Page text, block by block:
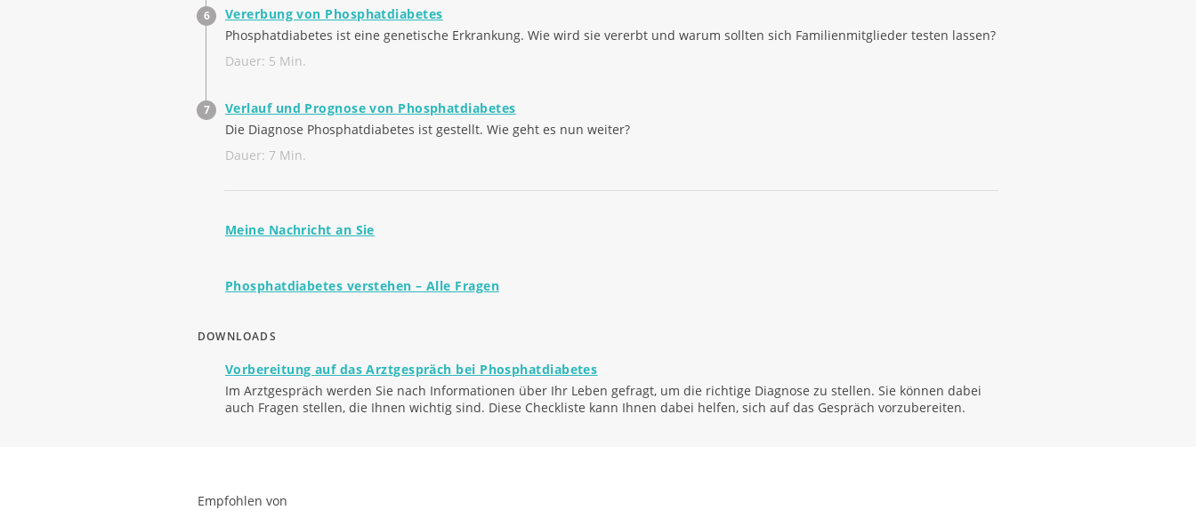
Vererbung von Phosphatdiabetes
Phosphatdiabetes ist eine genetische Erkrankung. Wie wird sie vererbt und warum sollten sich Familienmitglieder testen lassen?
Dauer: 5 Min.
Verlauf und Prognose von Phosphatdiabetes
Die Diagnose Phosphatdiabetes ist gestellt. Wie geht es nun weiter?
Dauer: 7 Min.
Meine Nachricht an Sie
Phosphatdiabetes verstehen – Alle Fragen
DOWNLOADS
Vorbereitung auf das Arztgespräch bei Phosphatdiabetes
Im Arztgespräch werden Sie nach Informationen über Ihr Leben gefragt, um die richtige Diagnose zu stellen. Sie können dabei
auch Fragen stellen, die Ihnen wichtig sind. Diese Checkliste kann Ihnen dabei helfen, sich auf das Gespräch vorzubereiten.
Empfohlen von